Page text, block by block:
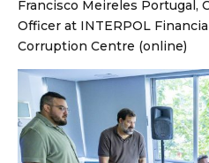
Francisco Meireles Portugal,
Officer at INTERPOL
Corruption Centre (online)